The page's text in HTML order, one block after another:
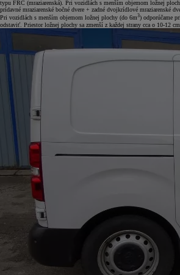
typu FRC (mraziarenská). Pri vozidlách s menším objemom ložnej
prídavné mraziarenské bočné dvere + zadné dvojkrídlové mraziarenské
Pri vozidlách s menším objemom ložnej plochy (do 6m3) odporúčame
odstaviť. Priestor ložnej plochy sa zmenší z každej strany cca o 10-12 cm.